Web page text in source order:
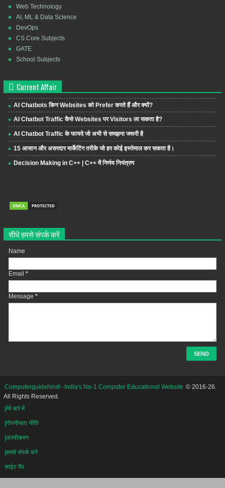
Web Technology
AI, ML & Data Science
DevOps
CS Core Subjects
GATE
School Subjects
Current Affair
AI Chatbots किन Websites को Prefer करते हैं और क्यों?
AI Chatbot Traffic कैसे Websites पर Visitors ला सकता है?
AI Chatbot Traffic के फायदे जो अभी से समझना जरूरी है
15 आसान और असरदार मार्केटिंग तरीके जो हर कोई इस्तेमाल कर सकता है।
Decision Making in C++ | C++ में निर्णय नियंत्रण
सीधे हमसे संपर्क करें
Name
Email *
Message *
Computerguidehindi -India's No-1 Computer Educational Website © 2016-26.
All Rights Reserved.
|मेरे बारे में
|गोपनीयता नीति
|अस्वीकरण
|हमसे संपर्क करे
साईट मैप